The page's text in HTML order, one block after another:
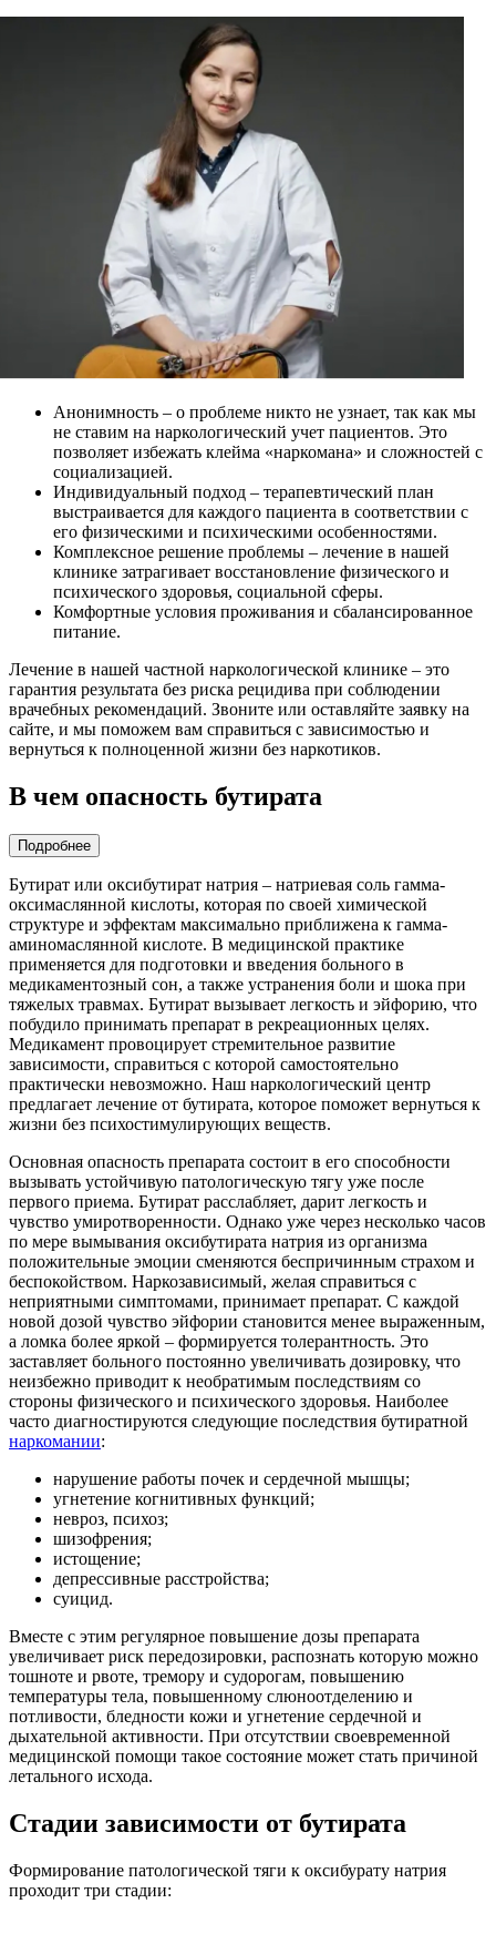
Анонимность – о проблеме никто не узнает, так как мы
не ставим на наркологический учет пациентов. Это
позволяет избежать клейма «наркомана» и сложностей с
социализацией.
Индивидуальный подход – терапевтический план
выстраивается для каждого пациента в соответствии с
его физическими и психическими особенностями.
Комплексное решение проблемы – лечение в нашей
клинике затрагивает восстановление физического и
психического здоровья, социальной сферы.
Комфортные условия проживания и сбалансированное
питание.
Лечение в нашей частной наркологической клинике – это
гарантия результата без риска рецидива при соблюдении
врачебных рекомендаций. Звоните или оставляйте заявку на
сайте, и мы поможем вам справиться с зависимостью и
вернуться к полноценной жизни без наркотиков.
В чем опасность бутирата
Подробнее
Бутират или оксибутират натрия – натриевая соль гамма-
оксимаслянной кислоты, которая по своей химической
структуре и эффектам максимально приближена к гамма-
аминомаслянной кислоте. В медицинской практике
применяется для подготовки и введения больного в
медикаментозный сон, а также устранения боли и шока при
тяжелых травмах. Бутират вызывает легкость и эйфорию, что
побудило принимать препарат в рекреационных целях.
Медикамент провоцирует стремительное развитие
зависимости, справиться с которой самостоятельно
практически невозможно. Наш наркологический центр
предлагает лечение от бутирата, которое поможет вернуться к
жизни без психостимулирующих веществ.
Основная опасность препарата состоит в его способности
вызывать устойчивую патологическую тягу уже после
первого приема. Бутират расслабляет, дарит легкость и
чувство умиротворенности. Однако уже через несколько часов
по мере вымывания оксибутирата натрия из организма
положительные эмоции сменяются беспричинным страхом и
беспокойством. Наркозависимый, желая справиться с
неприятными симптомами, принимает препарат. С каждой
новой дозой чувство эйфории становится менее выраженным,
а ломка более яркой – формируется толерантность. Это
заставляет больного постоянно увеличивать дозировку, что
неизбежно приводит к необратимым последствиям со
стороны физического и психического здоровья. Наиболее
часто диагностируются следующие последствия бутиратной
наркомании:
нарушение работы почек и сердечной мышцы;
угнетение когнитивных функций;
невроз, психоз;
шизофрения;
истощение;
депрессивные расстройства;
суицид.
Вместе с этим регулярное повышение дозы препарата
увеличивает риск передозировки, распознать которую можно
тошноте и рвоте, тремору и судорогам, повышению
температуры тела, повышенному слюноотделению и
потливости, бледности кожи и угнетение сердечной и
дыхательной активности. При отсутствии своевременной
медицинской помощи такое состояние может стать причиной
летального исхода.
Стадии зависимости от бутирата
Формирование патологической тяги к оксибурату натрия
проходит три стадии: